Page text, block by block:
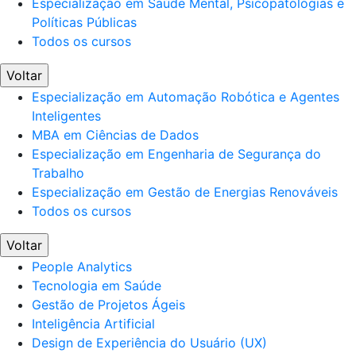
Especialização em Saúde Mental, Psicopatologias e
Políticas Públicas
Todos os cursos
Voltar
Especialização em Automação Robótica e Agentes
Inteligentes
MBA em Ciências de Dados
Especialização em Engenharia de Segurança do
Trabalho
Especialização em Gestão de Energias Renováveis
Todos os cursos
Voltar
People Analytics
Tecnologia em Saúde
Gestão de Projetos Ágeis
Inteligência Artificial
Design de Experiência do Usuário (UX)